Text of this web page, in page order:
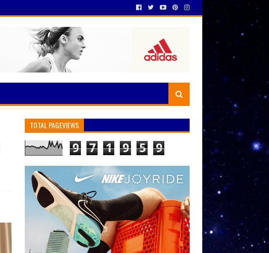
TOTAL PAGEVIEWS
9 7 1 9 5 9